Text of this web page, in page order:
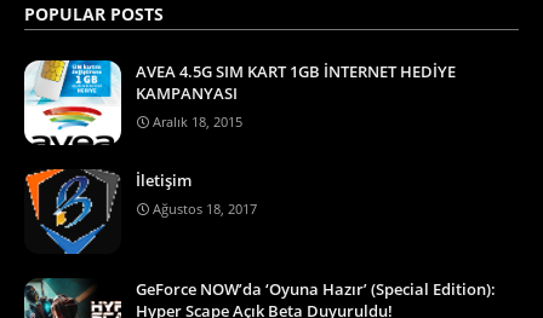
POPULAR POSTS
AVEA 4.5G SIM KART 1GB İNTERNET HEDİYE
KAMPANYASI
Aralık 18, 2015
İletişim
Ağustos 18, 2017
GeForce NOW’da ‘Oyuna Hazır’ (Special Edition):
Hyper Scape Açık Beta Duyuruldu!